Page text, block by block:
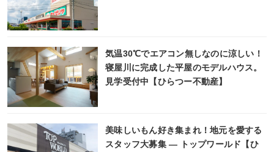
気温30℃でエアコン無しなのに涼しい！
寝屋川に完成した平屋のモデルハウス。
見学受付中【ひらつー不動産】
美味しいもん好き集まれ！地元を愛する
スタッフ大募集 ― トップワールド【ひ